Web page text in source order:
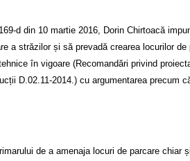
d din 10 martie 2016, Dorin Chirtoacă
a străzilor și să prevadă crearea locurilor
în vigoare (Recomandări privind
D.02.11-2014.) cu argumentarea precum
de a amenaja locuri de parcare chiar